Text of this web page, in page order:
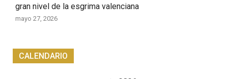
gran nivel de la esgrima valenciana
mayo 27, 2026
CALENDARIO